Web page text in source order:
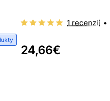
1 recenzií •
24,66€